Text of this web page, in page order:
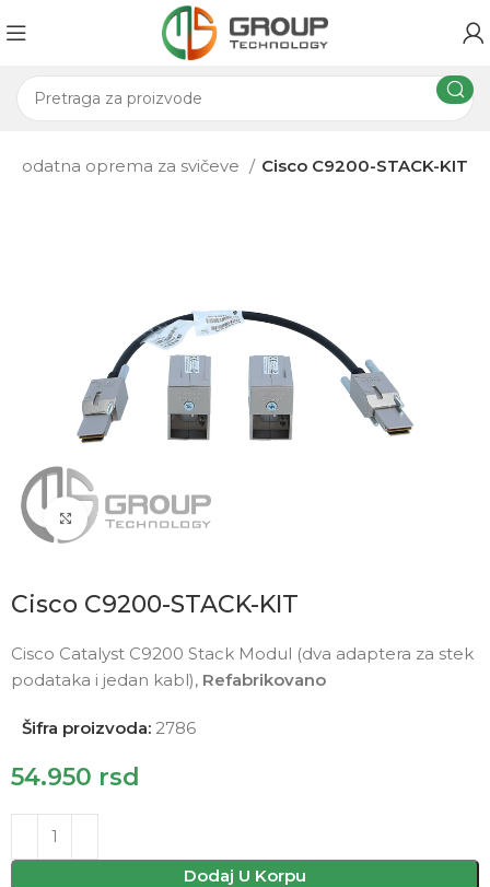
Dodatna oprema za svičeve Cisco C9200-STACK-KIT
Click to enlarge
Cisco C9200-STACK-KIT
Cisco Catalyst C9200 Stack Modul (dva adaptera za stek
podataka i jedan kabl), Refabrikovano
Šifra proizvoda: 2786
54.950 rsd
Dodaj U Korpu